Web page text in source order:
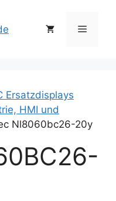
Menü
Ersatzdisplays
HMI und
Nl8060bc26-20y